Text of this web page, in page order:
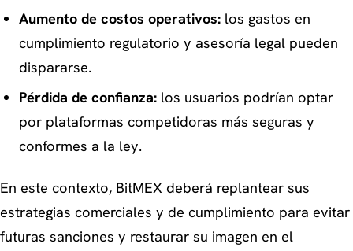
Aumento de costos operativos:los gastos en
cumplimiento regulatorio y asesoría legal pueden
dispararse.
Pérdida de confianza:los usuarios podrían optar
por plataformas competidoras más seguras y
conformes a la ley.
En este contexto, BitMEX deberá replantear sus
estrategias comerciales y de cumplimiento para evitar
futuras sanciones y restaurar su imagen en el